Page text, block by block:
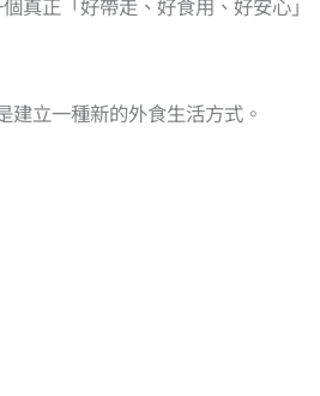
真正「好帶走、好食用、好安心」
建立一種新的外食生活方式。